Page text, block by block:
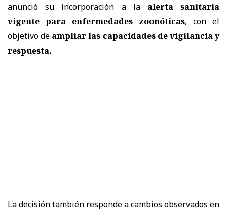
anunció su incorporación a la alerta sanitaria
vigente para enfermedades zoonóticas, con el
objetivo de ampliar las capacidades de vigilancia y
respuesta.
La decisión también responde a cambios observados en